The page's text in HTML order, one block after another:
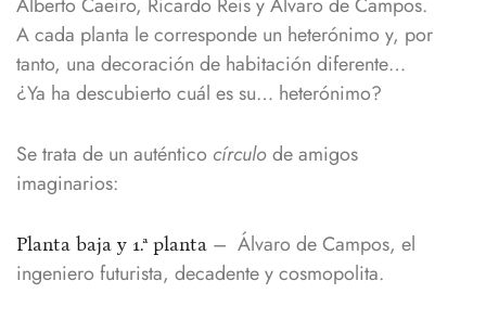
A cada planta le corresponde un heterónimo y, por
tanto, una decoración de habitación diferente…
¿Ya ha descubierto cuál es su… heterónimo?
Se trata de un auténtico círculode amigos
imaginarios:
Planta baja y 1.ª planta – Álvaro de Campos, el
ingeniero futurista, decadente y cosmopolita.